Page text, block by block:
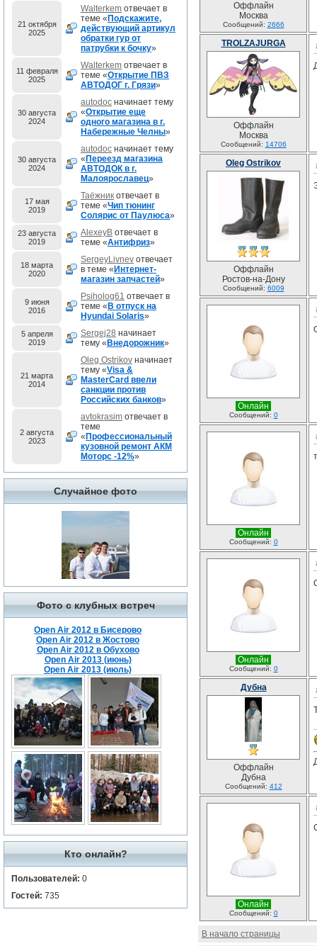
21 октября
2025
Walterkem отвечает в
теме « Подскажите,
действующий артикул
обратки гур от
патрубки к бочку»
11 февраля
2025
Walterkem отвечает в
теме «Открытие ПВЗ
АВТОДОГ г. Грязи»
30 августа
2024
autodoc начинает тему
«Открытие еще
одного магазина в г.
Набережные Челны»
30 августа
2024
autodoc начинает тему
« Переезд магазина
АВТОДОК в г.
Малоярославец»
17 мая
2019
Таёжник отвечает в
теме «Чип тюнинг
Солярис от Паулюса»
23 августа
2019
AlexeyB отвечает в
теме «Антифриз»
18 марта
2020
SergeyLivnev отвечает
в теме « Интернет-
магазин запчастей»
9 июня
2016
Psiholog61 отвечает в
теме « В отпуск на
Hyundai Solaris»
5 апреля
2019
Sergej28 начинает
тему « Внедорожник»
21 марта
2014
Oleg Ostrikov начинает
тему «Visa &
MasterCard ввели
санкции против
Российских банков»
2 августа
2023
avtokrasim отвечает в
теме
« Профессиональный
кузовной ремонт АКМ
Моторс -12%»
Случайное фото
Фото с клубных встреч
Open Air 2012 в Бисерово
Open Air 2012 в Жостово
Open Air 2012 в Обухово
Open Air 2013 (июнь)
Open Air 2013 (июль)
Кто онлайн?
Пользователей: 0
Гостей: 735
Оффлайн
Москва
Сообщений: 2666
TROLZAJURGA
Оффлайн
Москва
Сообщений: 14706
Oleg Ostrikov
Оффлайн
Ростов-на-Дону
Сообщений: 6009
Онлайн
Сообщений: 0
Онлайн
Сообщений: 0
Онлайн
Сообщений: 0
Дубна
Оффлайн
Дубна
Сообщений: 412
Онлайн
Сообщений: 0
В начало страницы